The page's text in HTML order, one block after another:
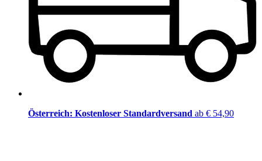
Österreich: Kostenloser Standardversand ab € 54,90